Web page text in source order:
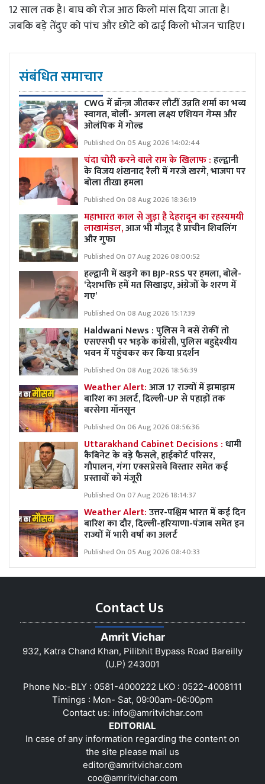
12 साल तक है। बाघ को रोज आठ किलो मांस दिया जाता है।
जबकि बड़े तेंदुए को पांच और छोटे को ढाई किलो भोजन चाहिए।
संबंधित समाचार
CWG में ब्रॉन्ज़ जीतकर लौटीं उन्नति शर्मा का भव्य
स्वागत, बोलीं- अगला लक्ष्य एशियन गेम्स और
ओलंपिक में गोल्ड
Published On 05 Aug 2026 14:02:44
चंदा चोरी करने वाले राम के खिलाफ :हल्द्वानी
के विजय शंखनाद रैली में गरजे खरगे, भाजपा पर
बोला तीखा हमला
Published On 08 Aug 2026 18:36:19
महाभारत काल से जुड़ा है देहरादून का रहस्यमयी
लाखामंडल,आज भी मौजूद हैं प्राचीन शिवलिंग
और गुफा
Published On 07 Aug 2026 08:00:52
हल्द्वानी में खड़गे का BJP-RSS पर हमला, बोले-
‘देशभक्ति हमें मत सिखाइए, अंग्रेजों के शरण में
गए’
Published On 08 Aug 2026 15:17:39
Haldwani News : पुलिस ने बसें रोकीं तो
एसएसपी पर भड़के कांग्रेसी, पुलिस बहुद्देश्यीय
भवन में पहुंचकर कर किया प्रदर्शन
Published On 08 Aug 2026 18:56:39
Weather Alert:आज 17 राज्यों में झमाझम
बारिश का अलर्ट, दिल्ली-UP से पहाड़ों तक
बरसेगा मॉनसून
Published On 06 Aug 2026 08:56:36
Uttarakhand Cabinet Decisions :धामी
कैबिनेट के बड़े फैसले, हाईकोर्ट परिसर,
गौपालन, गंगा एक्सप्रेसवे विस्तार समेत कई
प्रस्तावों को मंजूरी
Published On 07 Aug 2026 18:14:37
Weather Alert:उत्तर-पश्चिम भारत में कई दिन
बारिश का दौर, दिल्ली-हरियाणा-पंजाब समेत इन
राज्यों में भारी वर्षा का अलर्ट
Published On 05 Aug 2026 08:40:33
Contact Us
Amrit Vichar
932, Katra Chand Khan, Pilibhit Bypass Road Bareilly
(U.P) 243001
Phone No:-BLY : 0581-4000222 LKO : 0522-4008111
Timings : Mon- Sat, 09:00am-06:00pm
Contact us: info@amritvichar.com
EDITORIAL
In case of any information regarding the content on
the site please mail us
editor@amritvichar.com
coo@amritvichar.com